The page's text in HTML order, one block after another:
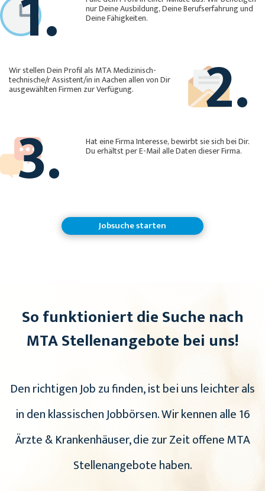
nur Deine Ausbildung, Deine Berufserfahrung und
Deine Fähigkeiten.
2.
Wir stellen Dein Profil als MTA Medizinisch-
technische/r Assistent/in in Aachen allen von Dir
ausgewählten Firmen zur Verfügung.
3. Hat eine Firma Interesse, bewirbt sie sich bei Dir.
Du erhältst per E-Mail alle Daten dieser Firma.
Jobsuche starten
So funktioniert die Suche nach
MTA Stellenangebote bei uns!
Den richtigen Job zu finden, ist bei uns leichter als
in den klassischen Jobbörsen. Wir kennen alle 16
Ärzte & Krankenhäuser, die zur Zeit offene MTA
Stellenangebote haben.